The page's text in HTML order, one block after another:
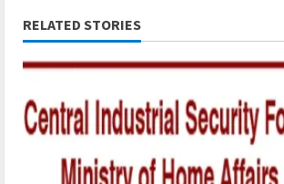
RELATED STORIES